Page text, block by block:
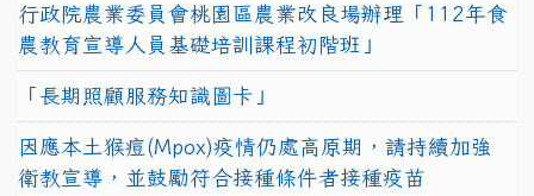
行政院農業委員會桃園區農業改良場辦理「112年食
農教育宣導人員基礎培訓課程初階班」
「長期照顧服務知識圖卡」
因應本土猴痘(Mpox)疫情仍處高原期，請持續加強
衛教宣導，並鼓勵符合接種條件者接種疫苗